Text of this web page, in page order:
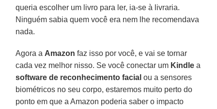
queria escolher um livro para ler, ia-se à livraria.
Ninguém sabia quem você era nem lhe recomendava
nada.
Agora a Amazonfaz isso por você, e vai se tornar
cada vez melhor nisso. Se você conectar um Kindle a
software de reconhecimento facial ou a sensores
biométricos no seu corpo, estaremos muito perto do
ponto em que a Amazon poderia saber o impacto